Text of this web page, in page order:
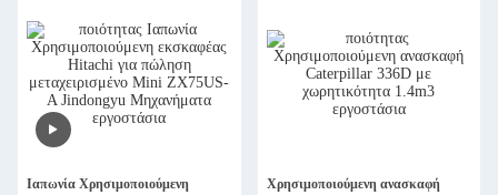
Ιαπωνία Χρησιμοποιούμενη
Χρησιμοποιούμενη ανασκαφή